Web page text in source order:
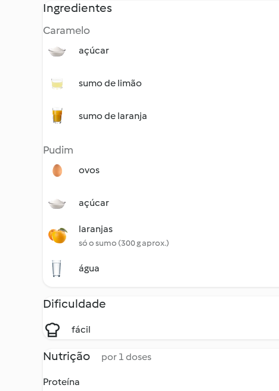
Ingredientes
Caramelo
açúcar
sumo de limão
sumo de laranja
Pudim
ovos
açúcar
laranjas
só o sumo (300 g aprox.)
água
Dificuldade
fácil
Nutrição por 1 doses
Proteína